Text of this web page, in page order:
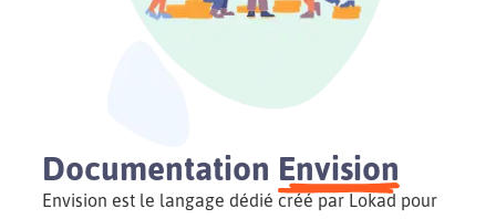
Documentation Envision
Envision est le langage dédié créé par Lokad pour